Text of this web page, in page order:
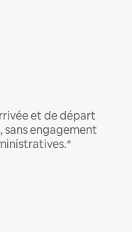
et de départ
sans engagement